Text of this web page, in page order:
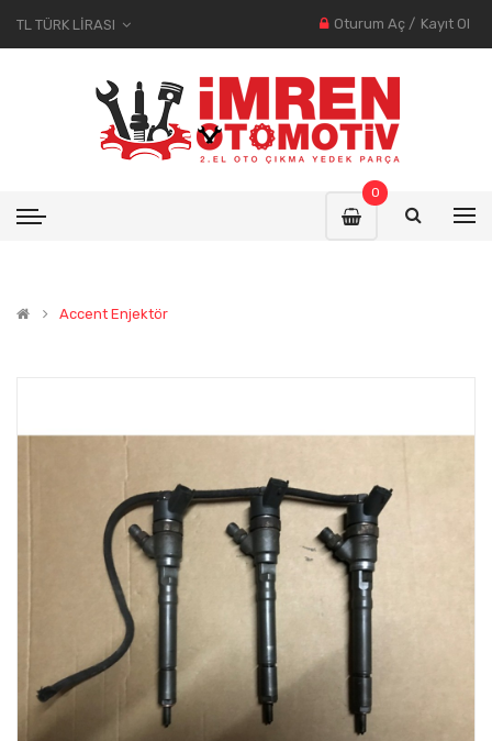
Oturum Aç / Kayıt Ol
0
Accent Enjektör